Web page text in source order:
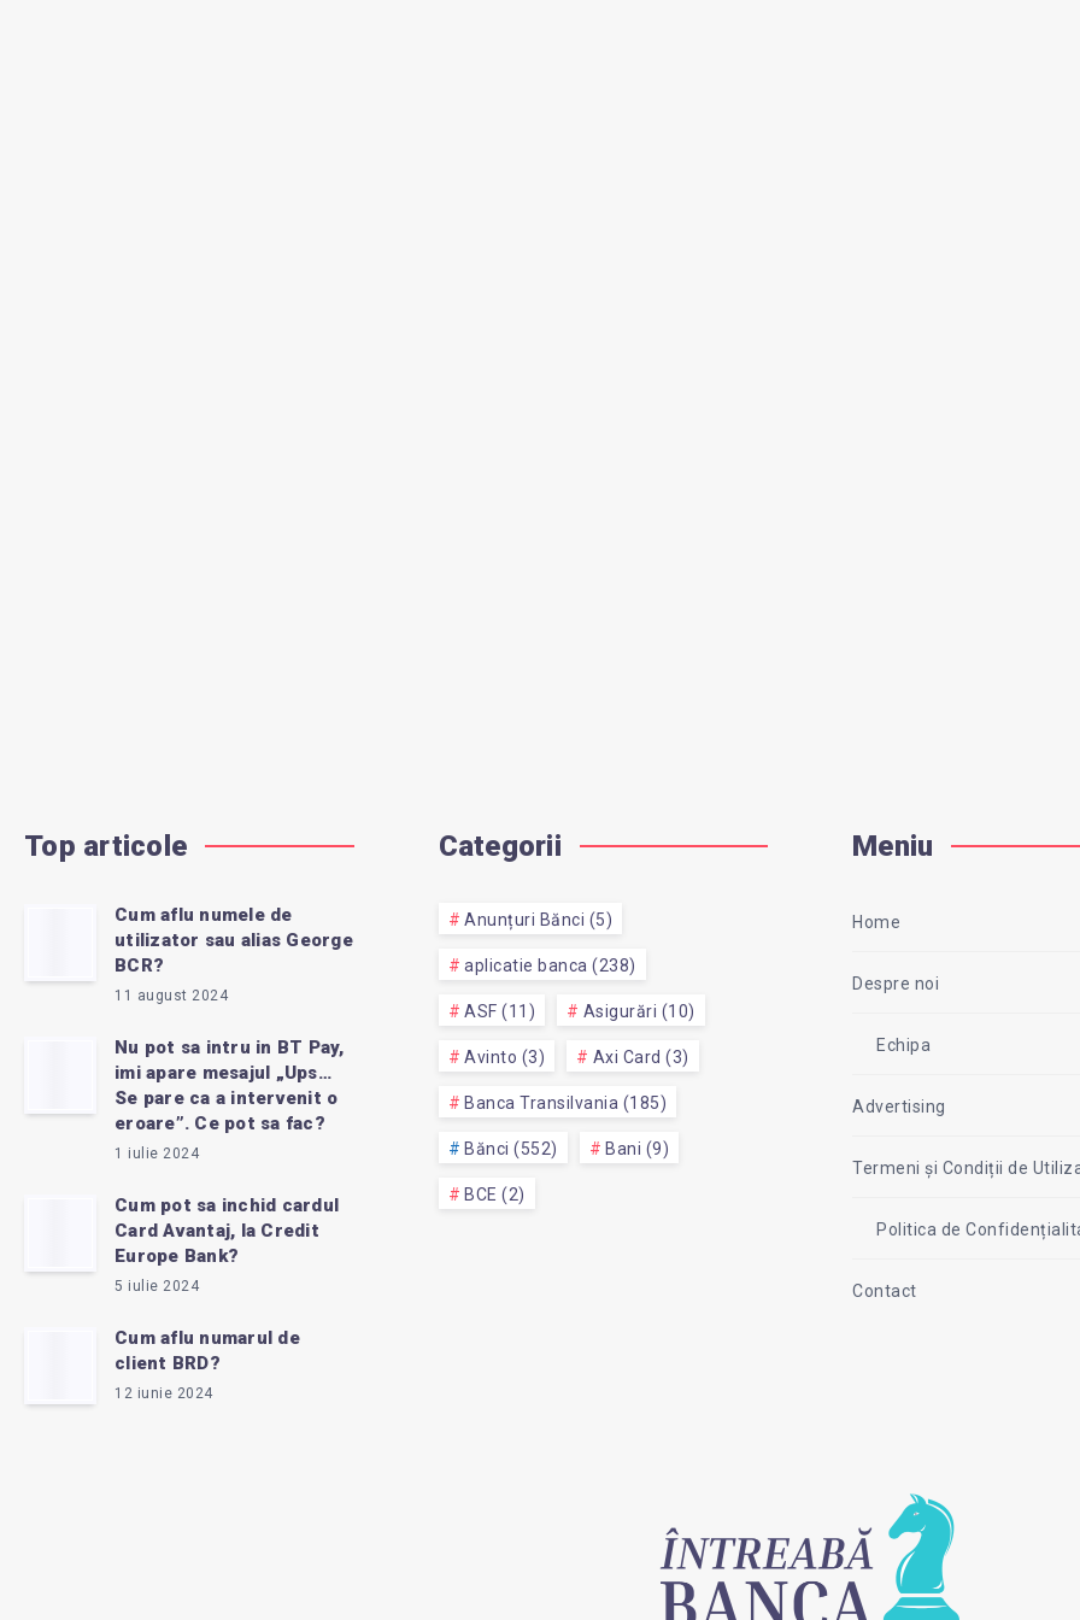
Top articole
Cum aflu numele de
utilizator sau alias George
BCR?
11 august 2024
Nu pot sa intru in BT Pay,
imi apare mesajul „Ups…
Se pare ca a intervenit o
eroare”. Ce pot sa fac?
1 iulie 2024
Cum pot sa inchid cardul
Card Avantaj, la Credit
Europe Bank?
5 iulie 2024
Cum aflu numarul de
client BRD?
12 iunie 2024
Categorii
Anunțuri Bănci (5)
aplicatie banca (238)
ASF (11) Asigurări (10)
Avinto (3) Axi Card (3)
Banca Transilvania (185)
Bănci (552) Bani (9)
BCE (2)
Meniu
Home
Despre noi
Echipa
Advertising
Termeni și Condiții de
Politica de
Contact